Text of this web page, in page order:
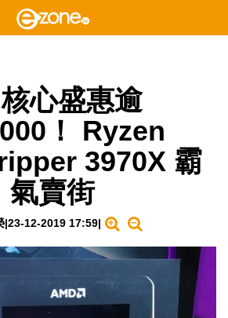
心盛惠逾
！ Ryzen
3970X 霸
氣賣街
|23-12-2019 17:59|